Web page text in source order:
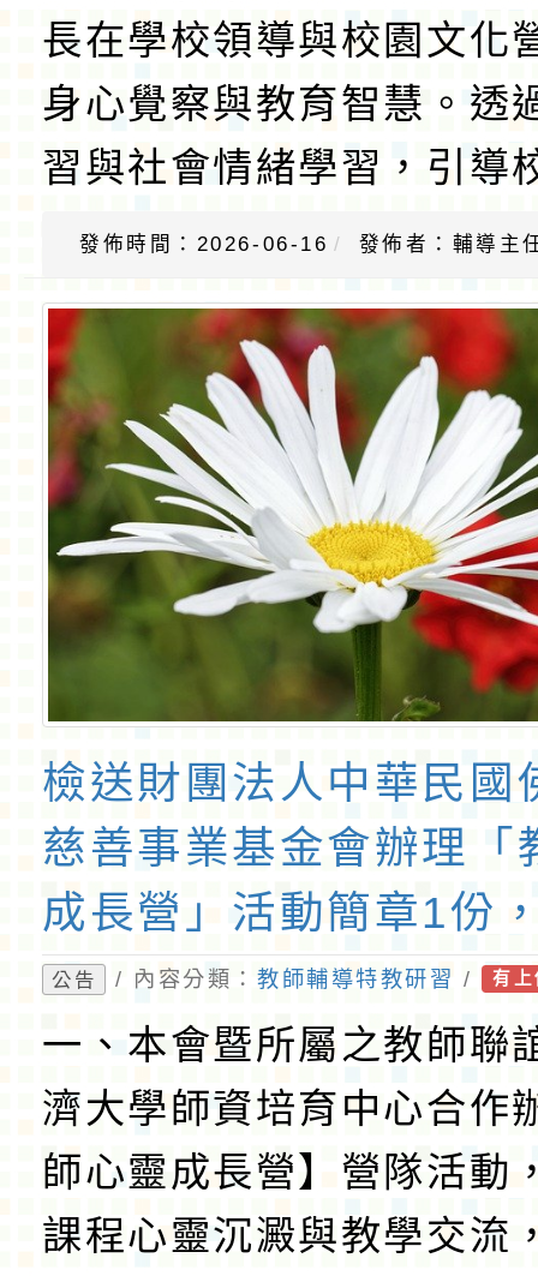
長在學校領導與校園文化
身心覺察與教育智慧。透
習與社會情緒學習，引導
發佈時間：2026-06-16 發佈者：輔導主
檢送財團法人中華民國
慈善事業基金會辦理「
成長營」活動簡章1份
屬教師踴躍報名參加，
公告 / 內容分類：教師輔導特教研習 / 有
一、本會暨所屬之教師聯
濟大學師資培育中心合作
師心靈成長營】營隊活動
課程心靈沉澱與教學交流